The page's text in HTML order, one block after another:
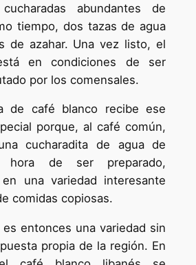
abundantes de
tiempo, dos tazas de agua
de azahar. Una vez listo, el
en condiciones de ser
por los comensales.
de café blanco recibe ese
porque, al café común,
cucharadita de agua de
de ser preparado,
una variedad interesante
comidas copiosas.
es entonces una variedad sin
propia de la región. En